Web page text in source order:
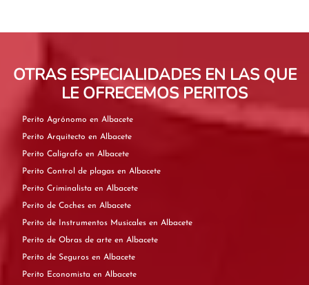
OTRAS ESPECIALIDADES EN LAS QUE
LE OFRECEMOS PERITOS
Perito Agrónomo en Albacete
Perito Arquitecto en Albacete
Perito Calígrafo en Albacete
Perito Control de plagas en Albacete
Perito Criminalista en Albacete
Perito de Coches en Albacete
Perito de Instrumentos Musicales en Albacete
Perito de Obras de arte en Albacete
Perito de Seguros en Albacete
Perito Economista en Albacete